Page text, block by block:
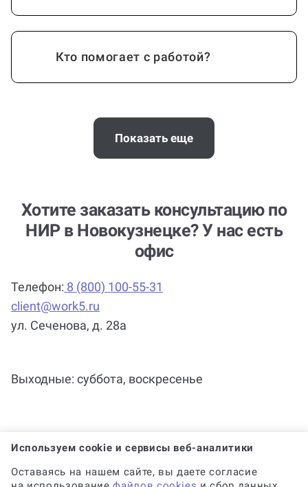
Кто помогает с работой?
Как работает гарантия?
Помощь с услугой НИР (научно-
срочно (консультация по НИР)?
заказ?
Показать еще
Хотите заказать консультацию по
НИР в Новокузнецке? У нас есть
офис
Телефон: 8 (800) 100-55-31
client@work5.ru
ул. Сеченова, д. 28а
Выходные: суббота, воскресенье
Используем cookie и сервисы веб-аналитики
Оставаясь на нашем сайте, вы даете согласие